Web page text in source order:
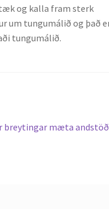
og kalla fram sterk
um tungumálið og það
tungumálið.
breytingar mæta